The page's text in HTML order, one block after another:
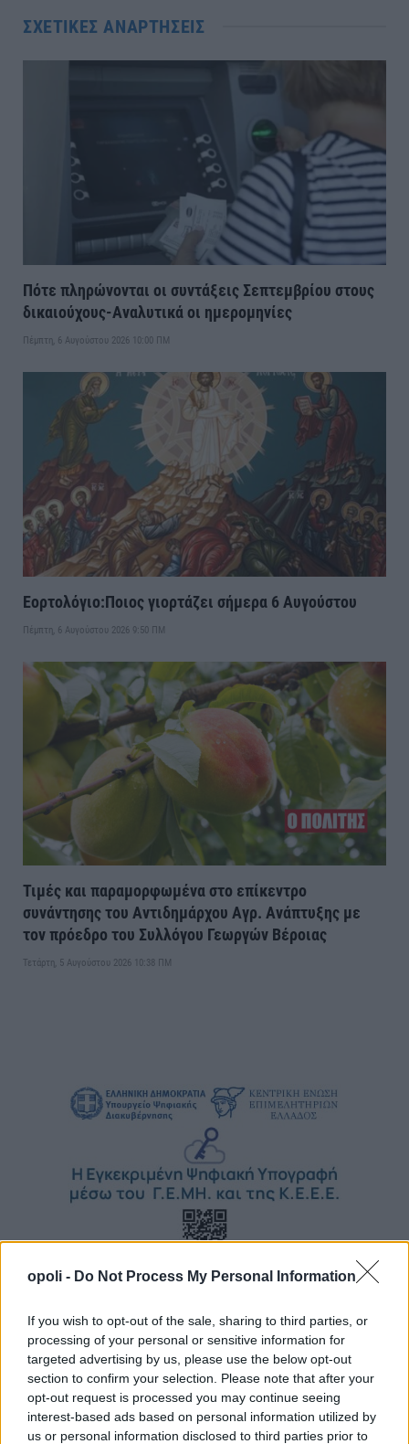
opoli - Do Not Process My Personal Information
If you wish to opt-out of the sale, sharing to third parties, or
processing of your personal or sensitive information for
targeted advertising by us, please use the below opt-out
section to confirm your selection. Please note that after your
opt-out request is processed you may continue seeing
interest-based ads based on personal information utilized by
us or personal information disclosed to third parties prior to
ΣΧΕΤΙΚΈΣ ΑΝΑΡΤΉΣΕΙΣ
Πότε πληρώνονται οι συντάξεις Σεπτεμβρίου στους
δικαιούχους-Αναλυτικά οι ημερομηνίες
Πέμπτη, 6 Αυγούστου 2026 10:00 ΠΜ
Εορτολόγιο:Ποιος γιορτάζει σήμερα 6 Αυγούστου
Πέμπτη, 6 Αυγούστου 2026 9:50 ΠΜ
Τιμές και παραμορφωμένα στο επίκεντρο
συνάντησης του Αντιδημάρχου Αγρ. Ανάπτυξης με
τον πρόεδρο του Συλλόγου Γεωργών Βέροιας
Τετάρτη, 5 Αυγούστου 2026 10:38 ΠΜ